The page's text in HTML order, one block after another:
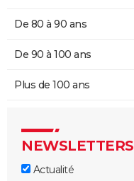
De 80 à 90 ans
De 90 à 100 ans
Plus de 100 ans
NEWSLETTERS
Actualité